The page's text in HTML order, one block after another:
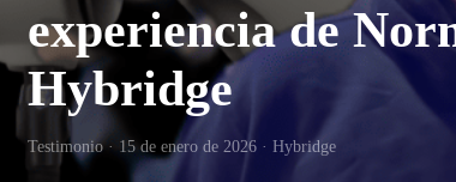
experiencia de
Hybridge
Testimonio · 15 de enero de 2026 · Hybridge